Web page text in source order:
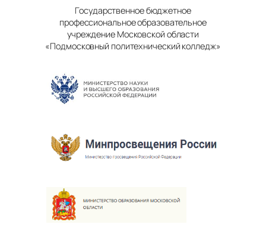
Государственное бюджетное
профессиональное образовательное
учреждение Московской области
«Подмосковный политехнический колледж»